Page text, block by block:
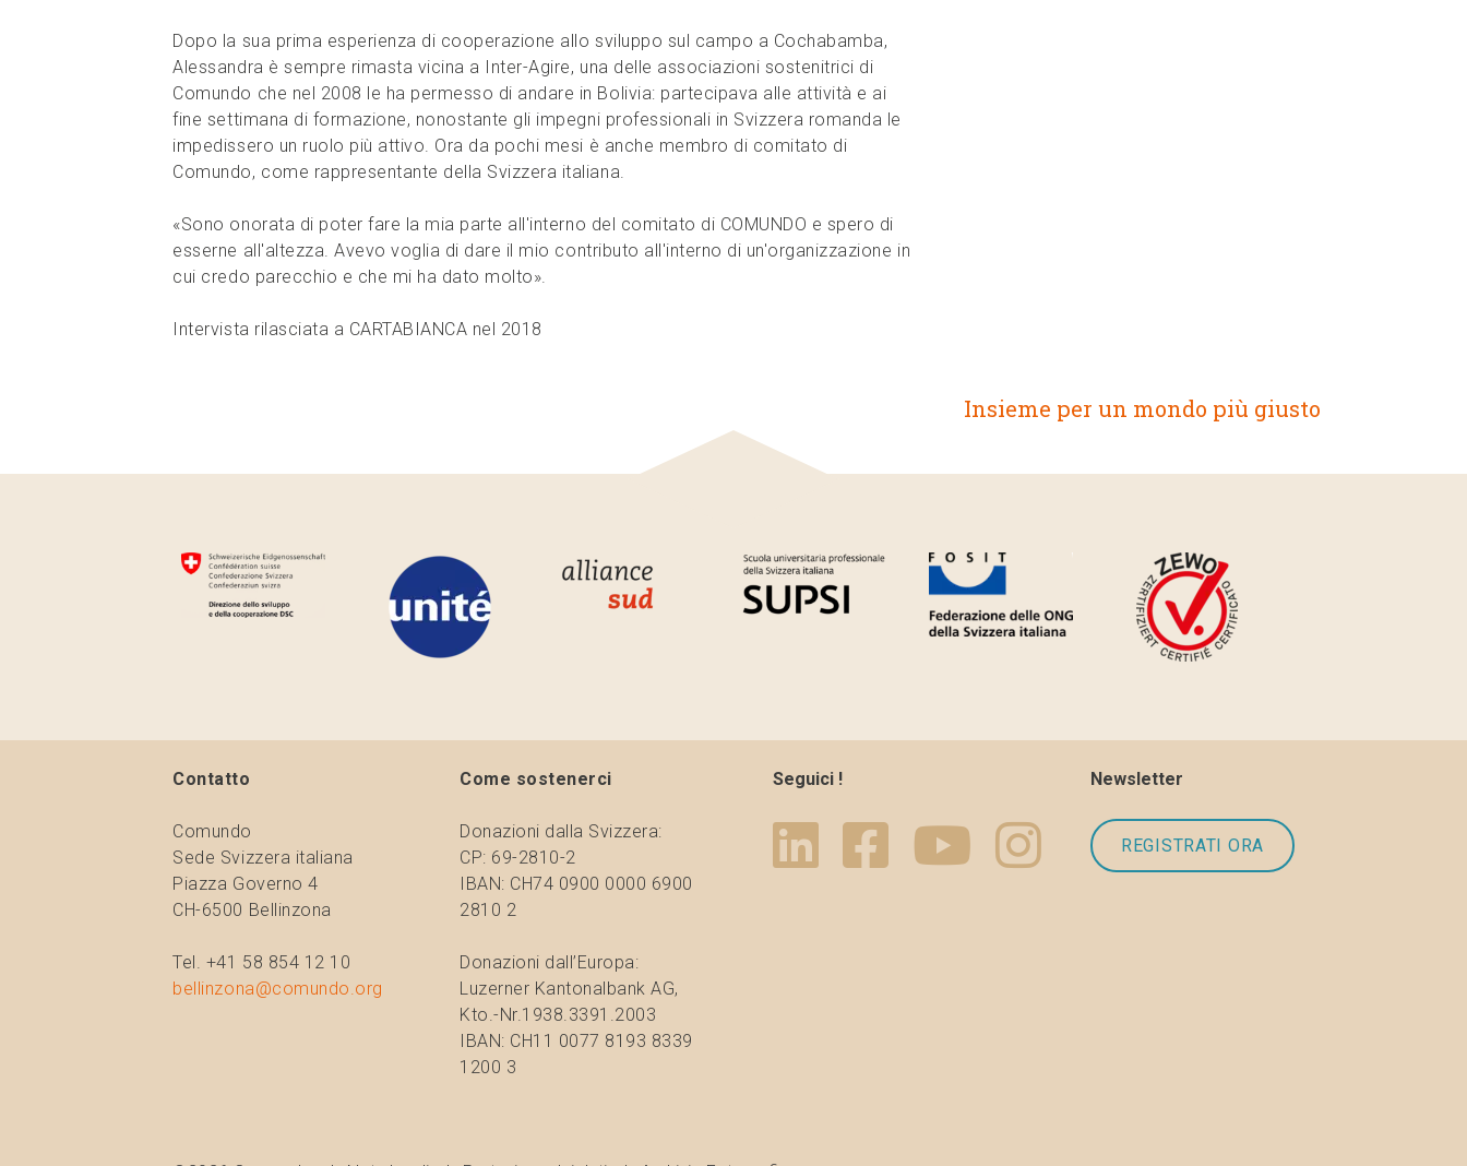
Dopo la sua prima esperienza di cooperazione allo sviluppo sul campo a Cochabamba,
Alessandra è sempre rimasta vicina a Inter-Agire, una delle associazioni sostenitrici di
Comundo che nel 2008 le ha permesso di andare in Bolivia: partecipava alle attività e ai
fine settimana di formazione, nonostante gli impegni professionali in Svizzera romanda le
impedissero un ruolo più attivo. Ora da pochi mesi è anche membro di comitato di
Comundo, come rappresentante della Svizzera italiana.
«Sono onorata di poter fare la mia parte all'interno del comitato di COMUNDO e spero di
esserne all'altezza. Avevo voglia di dare il mio contributo all'interno di un'organizzazione in
cui credo parecchio e che mi ha dato molto».
Intervista rilasciata a CARTABIANCA nel 2018
Insieme per un mondo più giusto
Contatto
Comundo
Sede Svizzera italiana
Piazza Governo 4
CH-6500 Bellinzona
Tel. +41 58 854 12 10
bellinzona@comundo.org
Come sostenerci
Donazioni dalla Svizzera:
CP: 69-2810-2
IBAN: CH74 0900 0000 6900
2810 2
Donazioni dall’Europa:
Luzerner Kantonalbank AG,
Kto.-Nr.1938.3391.2003
IBAN: CH11 0077 8193 8339
1200 3
Seguici ! Newsletter